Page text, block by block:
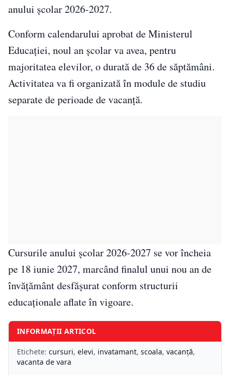
anului școlar 2026-2027.
Conform calendarului aprobat de Ministerul
Educației, noul an școlar va avea, pentru
majoritatea elevilor, o durată de 36 de săptămâni.
Activitatea va fi organizată în module de studiu
separate de perioade de vacanță.
Cursurile anului școlar 2026-2027 se vor încheia
pe 18 iunie 2027, marcând finalul unui nou an de
învățământ desfășurat conform structurii
educaționale aflate în vigoare.
INFORMAȚII ARTICOL
Etichete: cursuri, elevi, invatamant, scoala, vacanță,
vacanta de vara